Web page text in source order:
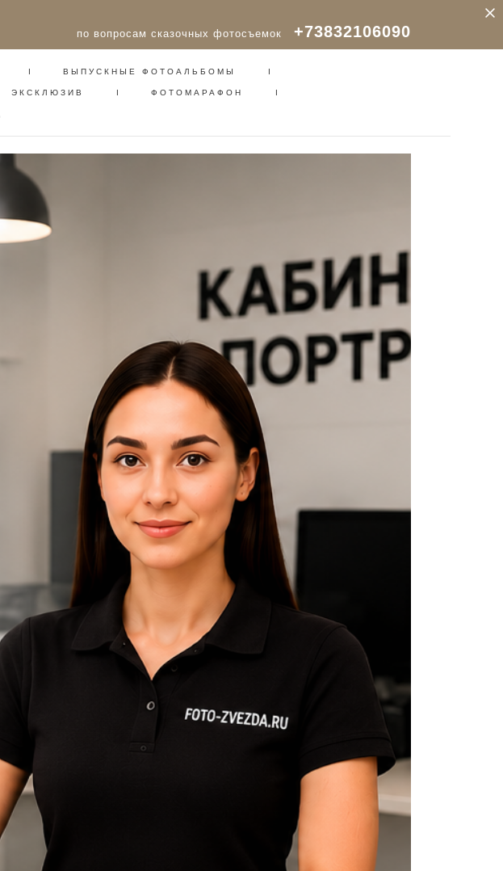
по вопросам сказочных фотосъемок +73832106090
I ВЫПУСКНЫЕ ФОТОАЛЬБОМЫ I
ЭКСКЛЮЗИВ I ФОТОМАРАФОН I